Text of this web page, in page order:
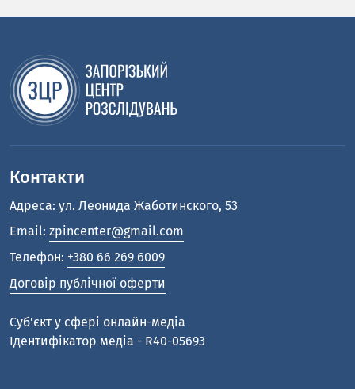
Контакти
Адреса: ул. Леонида Жаботинского, 53
Email: zpincenter@gmail.com
Телефон: +380 66 269 6009
Договір публічної оферти
Cуб'єкт у сфері онлайн-медіа
Ідентифікатор медіа - R40-05693